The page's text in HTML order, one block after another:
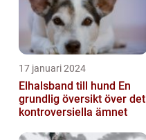
17 januari 2024
Elhalsband till hund En
grundlig översikt över det
kontroversiella ämnet